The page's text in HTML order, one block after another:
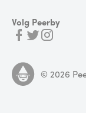
Volg Peerby
© 2026